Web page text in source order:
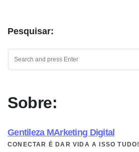
Pesquisar:
for:
Sobre:
Gentileza MArketing Digital
CONECTAR É DAR VIDA A ISSO TUDO!